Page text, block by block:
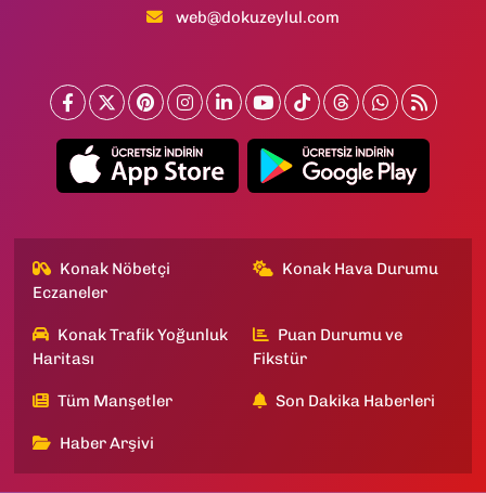
web@dokuzeylul.com
Konak Nöbetçi
Eczaneler
Konak Hava Durumu
Konak Trafik Yoğunluk
Haritası
Puan Durumu ve
Fikstür
Tüm Manşetler Son Dakika Haberleri
Haber Arşivi